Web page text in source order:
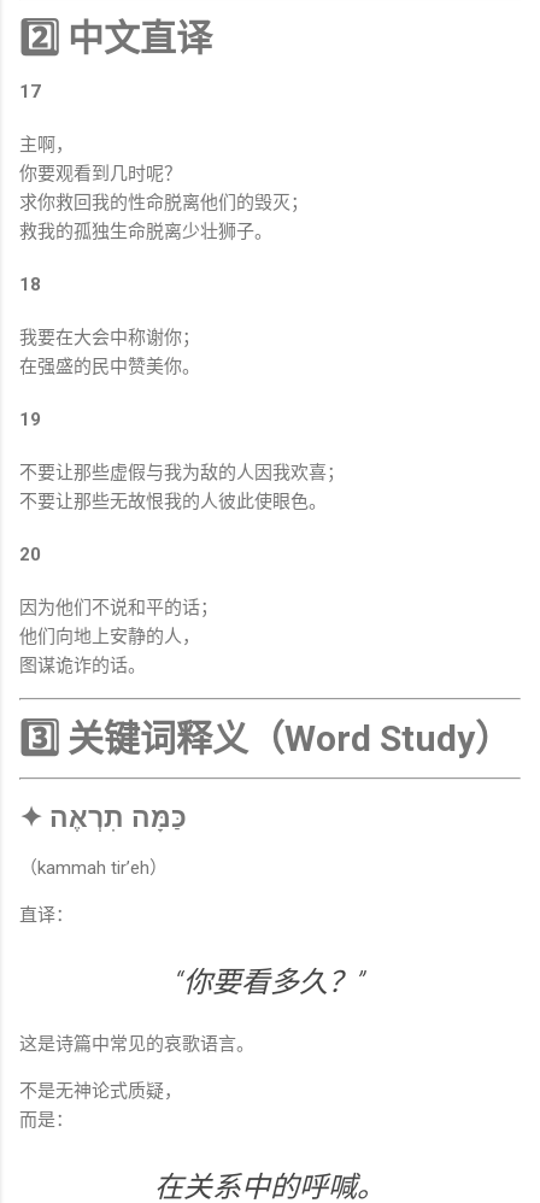
2️⃣ 中文直译
17
主啊，
你要观看到几时呢？
求你救回我的性命脱离他们的毁灭；
救我的孤独生命脱离少壮狮子。
18
我要在大会中称谢你；
在强盛的民中赞美你。
19
不要让那些虚假与我为敌的人因我欢喜；
不要让那些无故恨我的人彼此使眼色。
20
因为他们不说和平的话；
他们向地上安静的人，
图谋诡诈的话。
3️⃣ 关键词释义（Word Study）
✦ כַּמָּה תִרְאֶה
（kammah tir’eh）
直译：
“你要看多久？”
这是诗篇中常见的哀歌语言。
不是无神论式质疑，
而是：
在关系中的呼喊。